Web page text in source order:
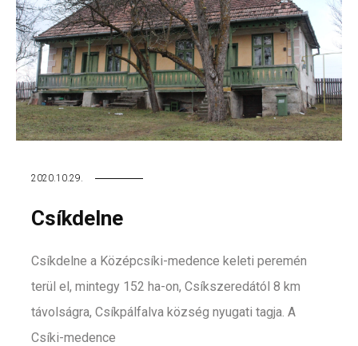
2020.10.29.
Csíkdelne
Csíkdelne a Középcsíki-medence keleti peremén
terül el, mintegy 152 ha-on, Csíkszeredától 8 km
távolságra, Csíkpálfalva község nyugati tagja. A
Csíki-medence